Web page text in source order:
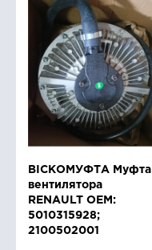
ВІСКОМУФТА Муфта
вентилятора
RENAULT OEM:
5010315928;
2100502001